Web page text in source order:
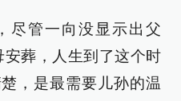
尽管一向没显示出父
葬，人生到了这个时
，是最需要儿孙的温